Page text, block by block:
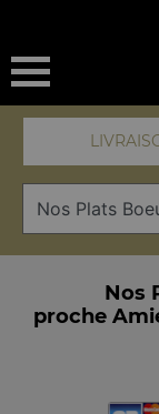
Nos
proche